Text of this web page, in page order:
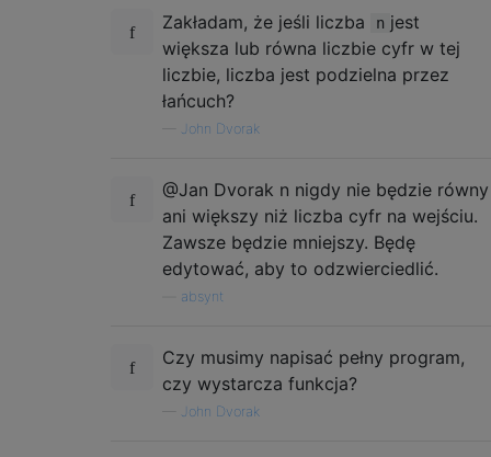
Zakładam, że jeśli liczba n jest
większa lub równa liczbie cyfr w tej
liczbie, liczba jest podzielna przez
łańcuch?
John Dvorak
@Jan Dvorak n nigdy nie będzie równy
ani większy niż liczba cyfr na wejściu.
Zawsze będzie mniejszy. Będę
edytować, aby to odzwierciedlić.
absynt
Czy musimy napisać pełny program,
czy wystarcza funkcja?
John Dvorak